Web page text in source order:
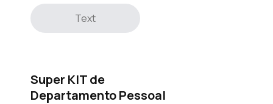
Text
Super KIT de
Departamento Pessoal